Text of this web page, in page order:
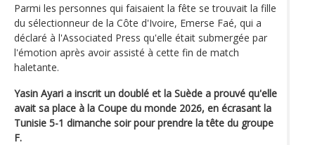
Parmi les personnes qui faisaient la fête se trouvait la fille
du sélectionneur de la Côte d'Ivoire, Emerse Faé, qui a
déclaré à l'Associated Press qu'elle était submergée par
l'émotion après avoir assisté à cette fin de match
haletante.
Yasin Ayari a inscrit un doublé et la Suède a prouvé qu'elle
avait sa place à la Coupe du monde 2026, en écrasant la
Tunisie 5-1 dimanche soir pour prendre la tête du groupe
F.